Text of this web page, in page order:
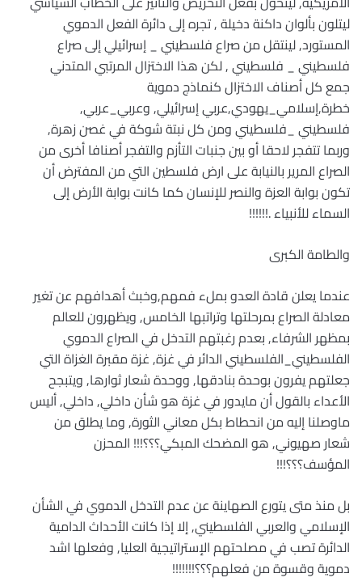
ليتلون بألوان داكنة دخيلة , تجره إلى دائرة الفعل الدموي
المستورد, لينتقل من صراع فلسطيني _ إسرائيلي إلى صراع
فلسطيني _ فلسطيني , لكن هذا الاختزال المرتبي المتدني
جمع كل أصناف الاختزال كنماذج دموية
خطرة,إسلامي_يهودي,عربي إسرائيلي, وعربي_عربي,
فلسطيني _فلسطيني ومن كل نبتة شوكة في غصن زهرة,
وربما تتفجر لاحقا أو بين جنبات التأزم والتفجر أصنافا أخرى من
الصراع المرير بالنيابة على ارض فلسطين التي من المفترض أن
تكون بوابة العزة والنصر للإنسان كما كانت بوابة الأرض إلى
السماء للأنبياء .!!!!!!
والطامة الكبرى
عندما يعلن قادة العدو بملء فمهم,وخبث أهدافهم عن تغير
معادلة الصراع بمرحلتها وتراتبها الخامس, ويظهرون للعالم
بمظهر الشرفاء, بعدم رغبتهم التدخل في الصراع الدموي
الفلسطيني_الفلسطيني الدائر في غزة, غزة مقبرة الغزاة التي
جعلتهم يفرون بوحدة بنادقها, ووحدة شعار ثوارها, ويتبجح
الأعداء بالقول أن مايدور في غزة هو شأن داخلي, داخلي, أليس
ماوصلنا إليه من انحطاط بكل معاني الثورة, وما يطلق من
شعار صهيوني, هو المضحك المبكي؟؟؟!!! المحزن
المؤسف؟؟؟!!!
بل منذ متى يتورع الصهاينة عن عدم التدخل الدموي في الشأن
الإسلامي والعربي الفلسطيني, إلا إذا كانت الأحداث الدامية
الدائرة تصب في مصلحتهم الإستراتيجية العليا, وفعلها اشد
دموية وقسوة من فعلهم؟؟؟!!!!!!!